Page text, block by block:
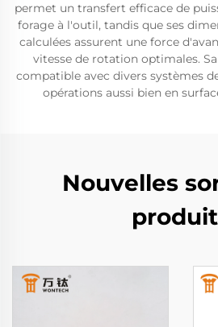
permet un transfert efficace de
forage à l'outil, tandis que ses
calculées assurent une force
vitesse de rotation optimales.
compatible avec divers systèmes
opérations aussi bien en
Nouvelles